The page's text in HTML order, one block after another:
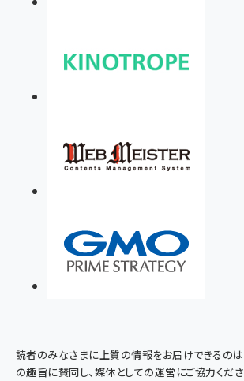
読者のみなさまに上質の情報をお届けできるの
の趣旨に賛同し、媒体としての運営にご協力くだ